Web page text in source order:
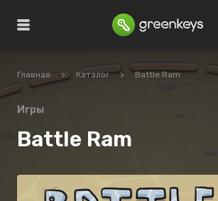
Главная > Каталог > Battle Ram
Игры
Battle Ram